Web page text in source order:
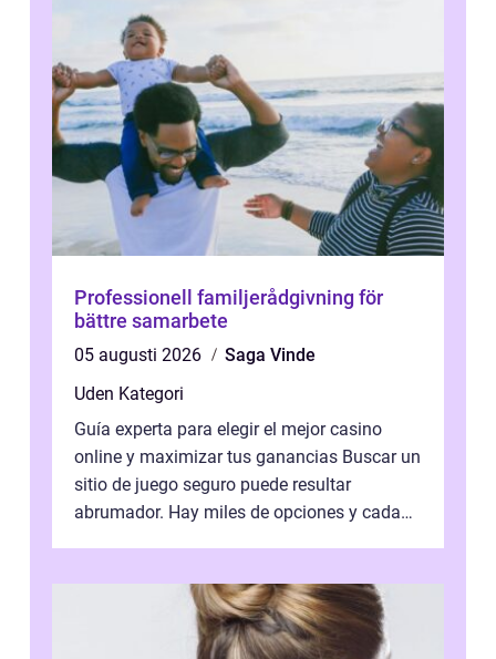
Professionell familjerådgivning för
bättre samarbete
05 augusti 2026
Saga Vinde
Uden Kategori
Guía experta para elegir el mejor casino
online y maximizar tus ganancias Buscar un
sitio de juego seguro puede resultar
abrumador. Hay miles de opciones y cada